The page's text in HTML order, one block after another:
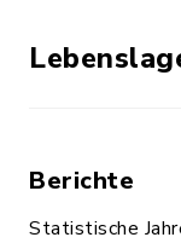
Berichte
Statistische